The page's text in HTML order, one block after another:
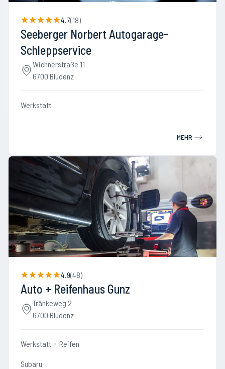
4.7(18)
Seeberger Norbert Autogarage-
Schleppservice
Wichnerstraße 11
6700 Bludenz
Werkstatt
MEHR
4.9(48)
Auto + Reifenhaus Gunz
Tränkeweg 2
6700 Bludenz
Werkstatt Reifen
Subaru